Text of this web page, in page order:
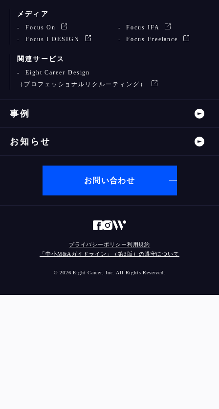
メディア
Focus On
Focus IFA
Focus I DESIGN
Focus Freelance
関連サービス
Eight Career Design
（プロフェッショナルリクルーティング）
事例
お知らせ
お問い合わせ
プライバシーポリシー利用規約
「中小M&Aガイドライン」（第3版）の遵守について
© 2026 Eight Career, Inc. All Rights Reserved.